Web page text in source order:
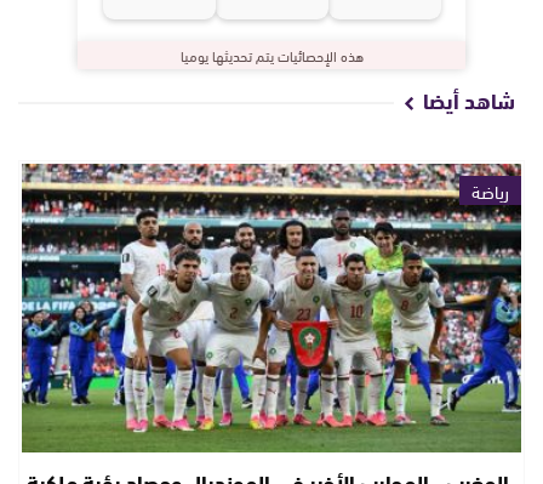
هذه الإحصائيات يتم تحديثها يوميا
شاهد أيضا
رياضة